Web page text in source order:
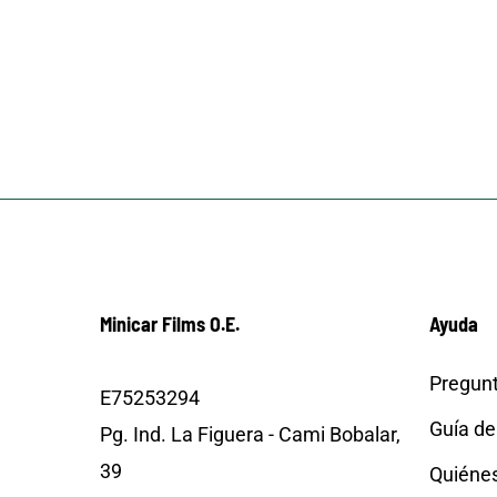
Minicar Films O.E.
E75253294
Pg. Ind. La Figuera - Cami Bobalar,
39
Ayuda
Guía